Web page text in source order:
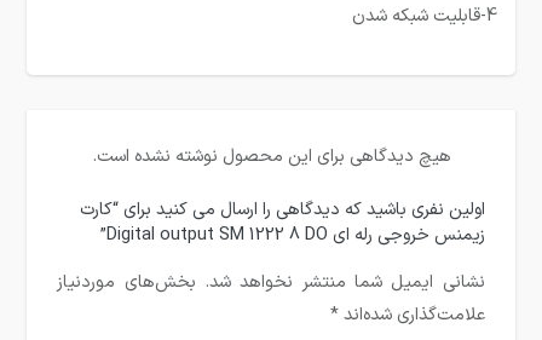
4-قابلیت شبکه شدن
هیچ دیدگاهی برای این محصول نوشته نشده است.
اولین نفری باشید که دیدگاهی را ارسال می کنید برای “کارت
زیمنس خروجی رله ای Digital output SM 1222 8 DO”
نشانی ایمیل شما منتشر نخواهد شد. بخش‌های موردنیاز
علامت‌گذاری شده‌اند*